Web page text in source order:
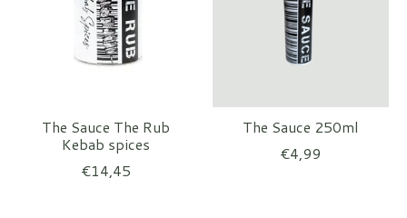
The Sauce The Rub
Kebab spices
€14,45
The Sauce 250ml
€4,99